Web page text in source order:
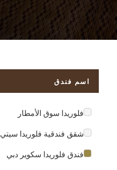
اسم فندق
فلوريدا سوق الأمطار
شقق فندقية فلوريدا سيتي
فندق فلوريدا سكوير دبي